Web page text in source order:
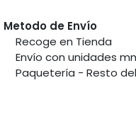
Metodo de Envío
​Recoge en Tienda
​Envío con unidades
​Paquetería - Resto